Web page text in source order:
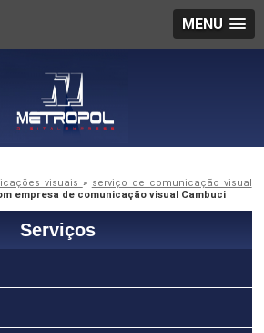
MENU
visuais » serviço de comunicação visual
empresa de comunicação visual Cambuci
Serviços